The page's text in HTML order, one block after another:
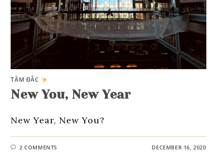
TÂM ĐẮC
New You, New Year
New Year, New You?
2 COMMENTS DECEMBER 16, 2020